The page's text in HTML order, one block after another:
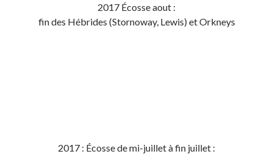
2017 Écosse aout :
fin des Hébrides (Stornoway, Lewis) et Orkneys
2017 : Écosse de mi-juillet à fin juillet :